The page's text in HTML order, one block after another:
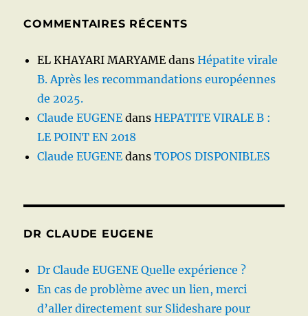
COMMENTAIRES RÉCENTS
EL KHAYARI MARYAME dansHépatite virale
B. Après les recommandations européennes
de 2025.
Claude EUGENE dansHEPATITE VIRALE B :
LE POINT EN 2018
Claude EUGENE dansTOPOS DISPONIBLES
DR CLAUDE EUGENE
Dr Claude EUGENE Quelle expérience ?
En cas de problème avec un lien, merci
d’aller directement sur Slideshare pour